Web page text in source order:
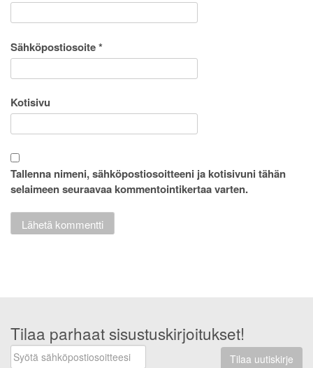
Sähköpostiosoite*
Kotisivu
Tallenna nimeni, sähköpostiosoitteeni ja kotisivuni tähän
selaimeen seuraavaa kommentointikertaa varten.
Tilaa parhaat sisustuskirjoitukset!
Tilaa uutiskirje